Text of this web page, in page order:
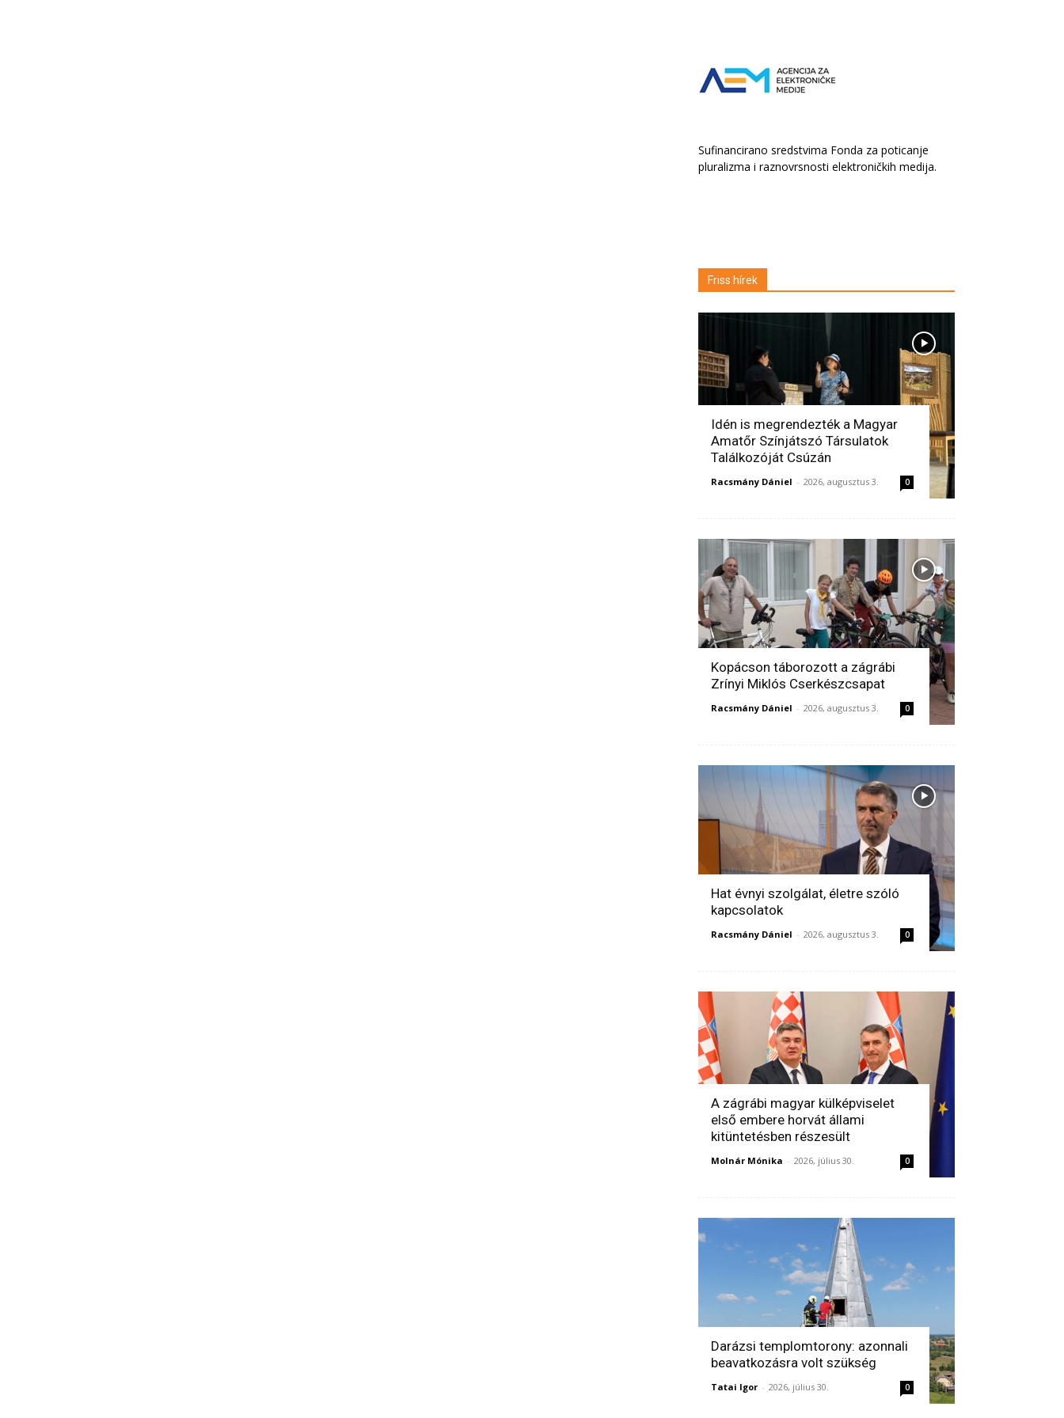
Sufinancirano sredstvima Fonda za poticanje
pluralizma i raznovrsnosti elektroničkih medija.
Friss hírek
Idén is megrendezték a Magyar
Amatőr Színjátszó Társulatok
Találkozóját Csúzán
Racsmány Dániel - 2026, augusztus 3. 0
Kopácson táborozott a zágrábi
Zrínyi Miklós Cserkészcsapat
Racsmány Dániel - 2026, augusztus 3. 0
Hat évnyi szolgálat, életre szóló
kapcsolatok
Racsmány Dániel - 2026, augusztus 3. 0
A zágrábi magyar külképviselet
első embere horvát állami
kitüntetésben részesült
Molnár Mónika - 2026, július 30. 0
Darázsi templomtorony: azonnali
beavatkozásra volt szükség
Tatai Igor - 2026, július 30. 0